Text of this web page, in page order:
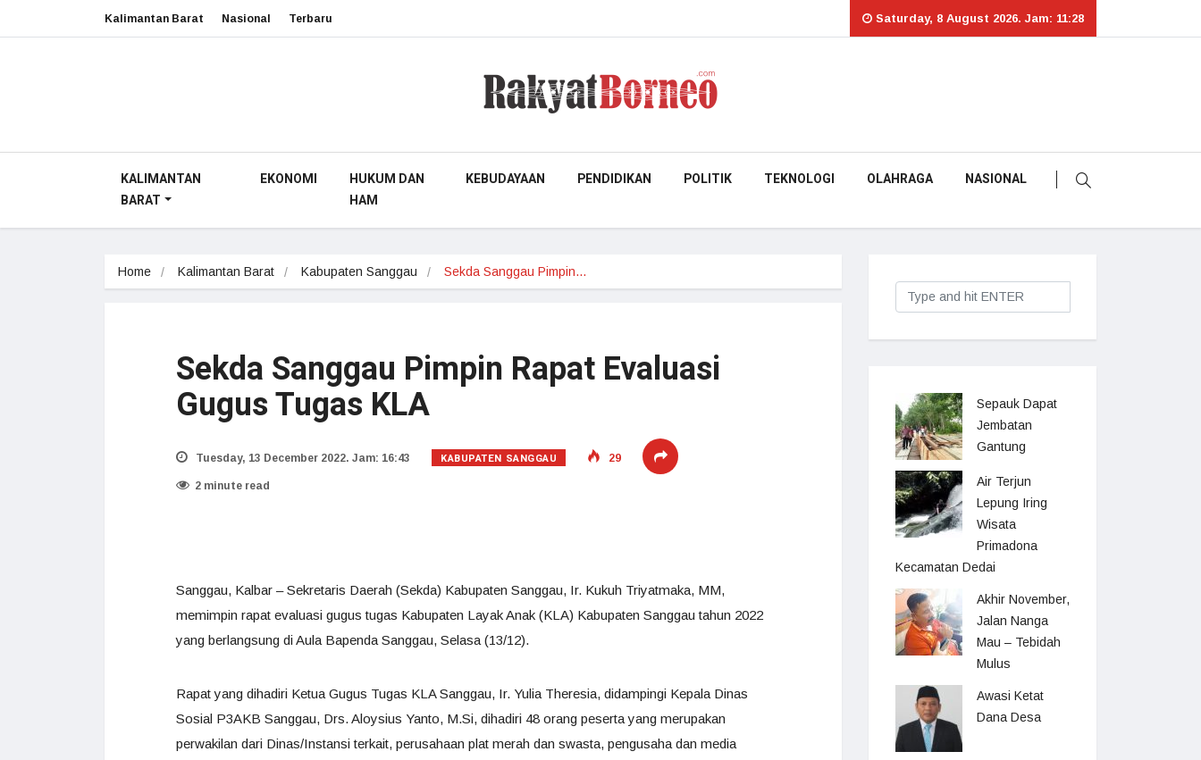
Kalimantan Barat Nasional Terbaru Saturday, 8 August 2026. Jam: 11:28
KALIMANTAN
BARAT
EKONOMI
HUKUM DAN
HAM
KEBUDAYAAN PENDIDIKAN POLITIK TEKNOLOGI OLAHRAGA NASIONAL
Home Kalimantan Barat Kabupaten Sanggau Sekda Sanggau Pimpin…
Sekda Sanggau Pimpin Rapat Evaluasi
Gugus Tugas KLA
Tuesday, 13 December 2022. Jam: 16:43 KABUPATEN SANGGAU 29
2 minute read
Sanggau, Kalbar – Sekretaris Daerah (Sekda) Kabupaten Sanggau, Ir. Kukuh Triyatmaka, MM,
memimpin rapat evaluasi gugus tugas Kabupaten Layak Anak (KLA) Kabupaten Sanggau tahun 2022
yang berlangsung di Aula Bapenda Sanggau, Selasa (13/12).
Rapat yang dihadiri Ketua Gugus Tugas KLA Sanggau, Ir. Yulia Theresia, didampingi Kepala Dinas
Sosial P3AKB Sanggau, Drs. Aloysius Yanto, M.Si, dihadiri 48 orang peserta yang merupakan
perwakilan dari Dinas/Instansi terkait, perusahaan plat merah dan swasta, pengusaha dan media
Sepauk Dapat
Jembatan
Gantung
Air Terjun
Lepung Iring
Wisata
Primadona
Kecamatan Dedai
Akhir November,
Jalan Nanga
Mau – Tebidah
Mulus
Awasi Ketat
Dana Desa